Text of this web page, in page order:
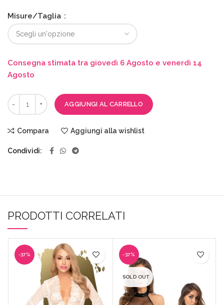
Misure/Taglia
Consegna stimata tra giovedì 6 Agosto e venerdì 14
Agosto
AGGIUNGI AL CARRELLO
Compara Aggiungi alla wishlist
Condividi
PRODOTTI CORRELATI
-37% -37%
SOLD OUT